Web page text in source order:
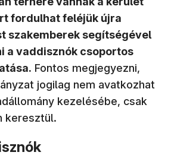
fordulhat feléjük újra
szakemberek segítségével
a vaddisznók csoportos
Fontos megjegyezni,
jogilag nem avatkozhat
kezelésébe, csak
keresztül.